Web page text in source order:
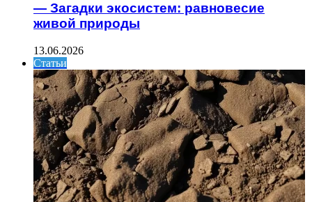
— Загадки экосистем: равновесие
живой природы
13.06.2026
Статьи